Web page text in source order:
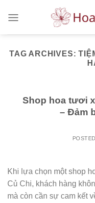
TAG ARCHIVES:
Shop hoa tươi
– Đảm
Khi lựa chọn một shop
Củ Chi, khách hàng
mà còn cần sự cam kết